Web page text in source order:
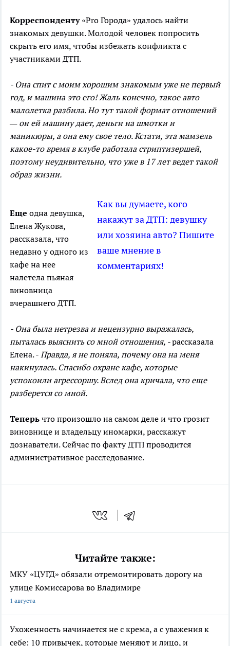
Корреспонденту«Pro Города» удалось найти
знакомых девушки. Молодой человек попросить
скрыть его имя, чтобы избежать конфликта с
участниками ДТП.
- Она спит с моим хорошим знакомым уже не первый
год, и машина это его! Жаль конечно, такое авто
малолетка разбила. Но тут такой формат отношений
— он ей машину дает, деньги на шмотки и
маникюры, а она ему свое тело. Кстати, эта мамзель
какое-то время в клубе работала стриптизершей,
поэтому неудивительно, что уже в 17 лет ведет такой
образ жизни.
Как вы думаете, кого
накажут за ДТП: девушку
или хозяина авто? Пишите
ваше мнение в
комментариях!
Еще одна девушка,
Елена Жукова,
рассказала, что
недавно у одного из
кафе на нее
налетела пьяная
виновница
вчерашнего ДТП.
- Она была нетрезва и нецензурно выражалась,
пыталась выяснить со мной отношения, -рассказала
Елена. - Правда, я не поняла, почему она на меня
накинулась. Спасибо охране кафе, которые
успокоили агрессоршу. Вслед она кричала, что еще
разберется со мной.
Теперь что произошло на самом деле и что грозит
виновнице и владельцу иномарки, расскажут
дознаватели. Сейчас по факту ДТП проводится
административное расследование.
Читайте также:
МКУ «ЦУГД» обязали отремонтировать дорогу на
улице Комиссарова во Владимире
1 августа
Ухоженность начинается не с крема, а с уважения к
себе: 10 привычек, которые меняют и лицо, и